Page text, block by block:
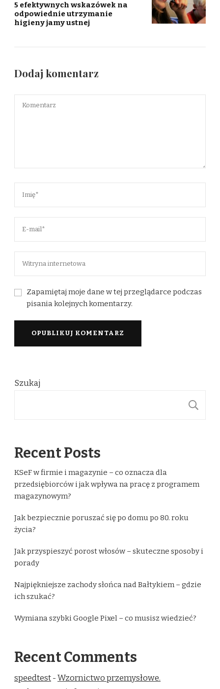
5 efektywnych wskazówek na
odpowiednie utrzymanie
higieny jamy ustnej
Dodaj komentarz
Zapamiętaj moje dane w tej przeglądarce podczas
pisania kolejnych komentarzy.
Szukaj
Recent Posts
KSeF w firmie i magazynie – co oznacza dla
przedsiębiorców i jak wpływa na pracę z programem
magazynowym?
Jak bezpiecznie poruszać się po domu po 80. roku
życia?
Jak przyspieszyć porost włosów – skuteczne sposoby i
porady
Najpiękniejsze zachody słońca nad Bałtykiem – gdzie
ich szukać?
Wymiana szybki Google Pixel – co musisz wiedzieć?
Recent Comments
speedtest-Wzornictwo przemysłowe.